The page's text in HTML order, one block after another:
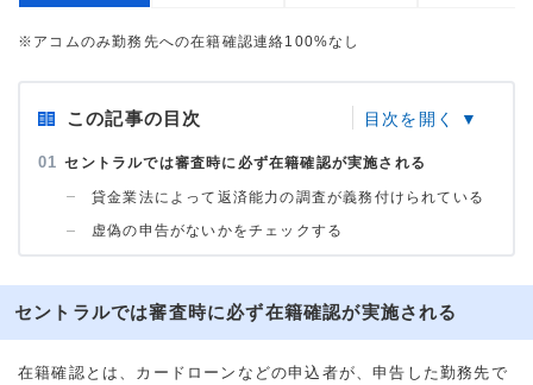
※アコムのみ勤務先への在籍確認連絡100%なし
この記事の目次
セントラルでは審査時に必ず在籍確認が実施される
貸金業法によって返済能力の調査が義務付けられている
虚偽の申告がないかをチェックする
セントラルでは審査時に必ず在籍確認が実施される
在籍確認とは、カードローンなどの申込者が、申告した勤務先で